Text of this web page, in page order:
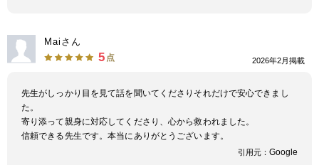
Maiさん
5 点 2026年2月掲載
先生がしっかり目を見て話を聞いてくださりそれだけで安心できまし
た。
寄り添って親身に対応してくださり、心から救われました。
信頼できる先生です。本当にありがとうございます。
引用元： Google